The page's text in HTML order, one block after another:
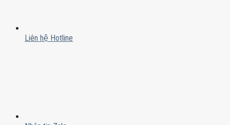
Liên hệ Hotline